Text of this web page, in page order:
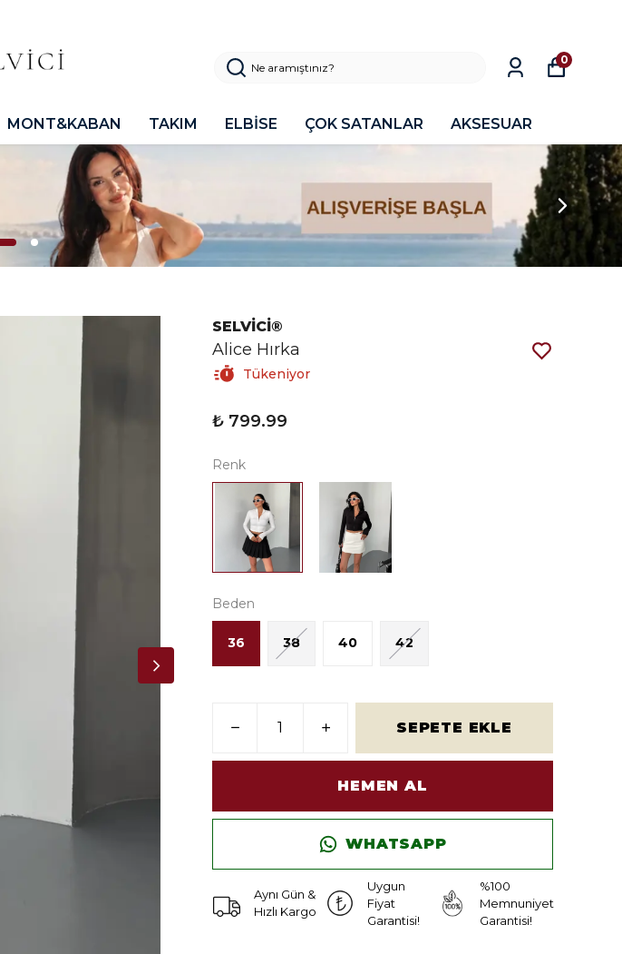
MONT&KABAN TAKIM ELBİSE ÇOK SATANLAR AKSESUAR
0
SELVİCİ®
Alice Hırka
Tükeniyor
₺ 799.99
Renk
Beden
36 38 40 42
SEPETE EKLE
HEMEN AL
WHATSAPP
Aynı Gün &
Hızlı Kargo
Uygun
Fiyat
Garantisi!
%100
Memnuniyet
Garantisi!